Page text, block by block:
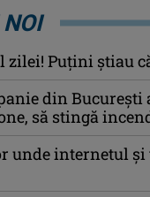
zilei! Puţini ştiau
din
să stingă
unde internetul